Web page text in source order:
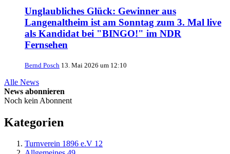
Unglaubliches Glück: Gewinner aus
Langenaltheim ist am Sonntag zum 3. Mal live
als Kandidat bei "BINGO!" im NDR
Fernsehen
Bernd Posch 13. Mai 2026 um 12:10
Alle News
News abonnieren
Noch kein Abonnent
Kategorien
Turnverein 1896 e.V 12